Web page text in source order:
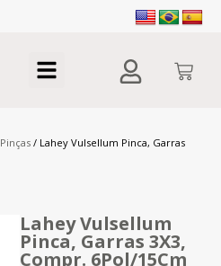
Pinças / Lahey Vulsellum Pinca, Garras
Lahey Vulsellum
Pinca, Garras 3X3,
Compr. 6Pol/15Cm